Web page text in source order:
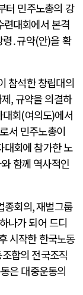
터 민주노총의 강
련대회에서 본격
․규약(안)을 확
참석한 창립대의
, 규약을 의결하
대회(여의도)에서
서 민주노총이
대회에 참가한 노
함께 역사적인
종회의,재벌그룹
나가 되어 드디
시작한 한국노동
합의 전국조직
은 대중운동의